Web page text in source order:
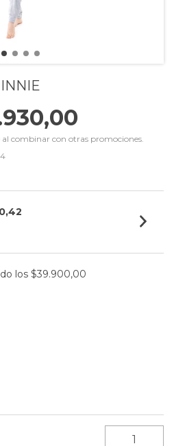
al combinar con otras promociones.
los$39.900,00